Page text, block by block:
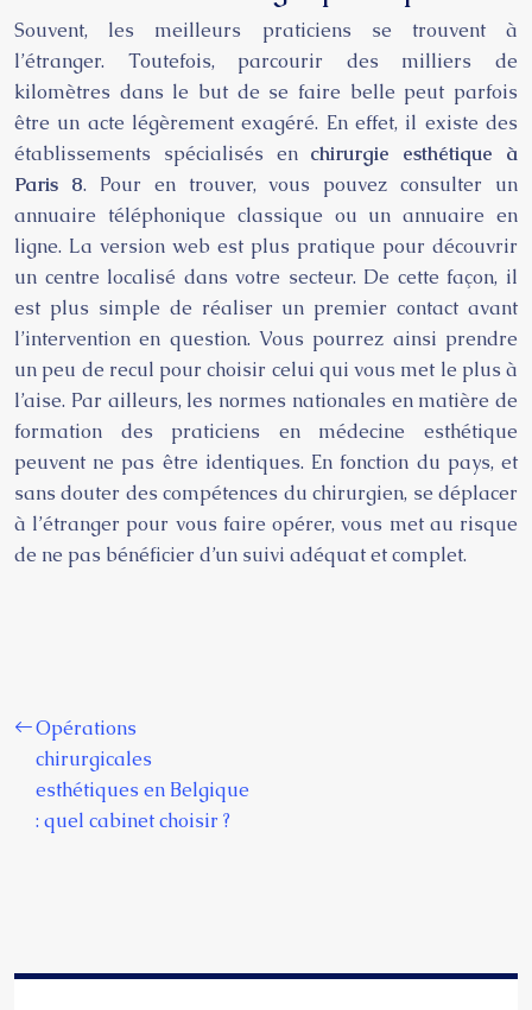
Souvent, les meilleurs praticiens se trouvent à
l’étranger. Toutefois, parcourir des milliers de
kilomètres dans le but de se faire belle peut parfois
être un acte légèrement exagéré. En effet, il existe des
établissements spécialisés en chirurgie esthétique à
Paris 8. Pour en trouver, vous pouvez consulter un
annuaire téléphonique classique ou un annuaire en
ligne. La version web est plus pratique pour découvrir
un centre localisé dans votre secteur. De cette façon, il
est plus simple de réaliser un premier contact avant
l’intervention en question. Vous pourrez ainsi prendre
un peu de recul pour choisir celui qui vous met le plus à
l’aise. Par ailleurs, les normes nationales en matière de
formation des praticiens en médecine esthétique
peuvent ne pas être identiques. En fonction du pays, et
sans douter des compétences du chirurgien, se déplacer
à l’étranger pour vous faire opérer, vous met au risque
de ne pas bénéficier d’un suivi adéquat et complet.
Opérations
chirurgicales
esthétiques en Belgique
: quel cabinet choisir ?